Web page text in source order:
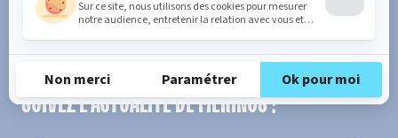
SUIVEZ L'ACTUALITÉ DE MERINOS !